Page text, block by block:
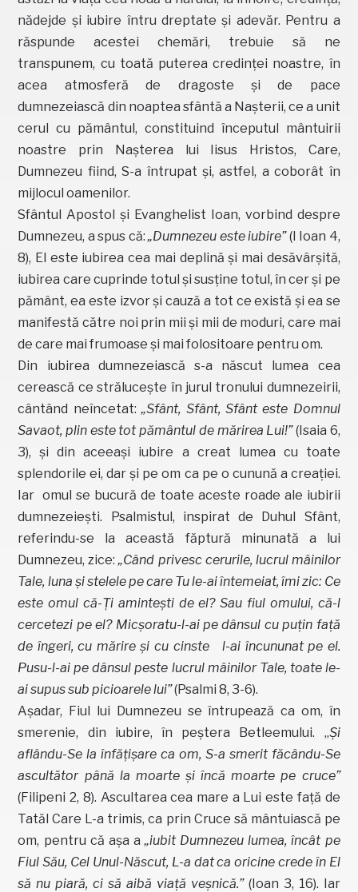
nădejde şi iubire întru dreptate şi adevăr. Pentru a
răspunde acestei chemări, trebuie să ne
transpunem, cu toată puterea credinţei noastre, în
acea atmosferă de dragoste şi de pace
dumnezeiască din noaptea sfântă a Naşterii, ce a unit
cerul cu pământul, constituind începutul mântuirii
noastre prin Naşterea lui Iisus Hristos, Care,
Dumnezeu fiind, S-a întrupat şi, astfel, a coborât în
mijlocul oamenilor.
Sfântul Apostol şi Evanghelist Ioan, vorbind despre
Dumnezeu, a spus că:„Dumnezeu este iubire”(I Ioan 4,
8), El este iubirea cea mai deplină şi mai desăvârşită,
iubirea care cuprinde totul şi susţine totul, în cer şi pe
pământ, ea este izvor şi cauză a tot ce există şi ea se
manifestă către noi prin mii şi mii de moduri, care mai
de care mai frumoase şi mai folositoare pentru om.
Din iubirea dumnezeiască s-a născut lumea cea
cerească ce străluceşte în jurul tronului dumnezeirii,
cântând neîncetat:„Sfânt, Sfânt, Sfânt este Domnul
Savaot, plin este tot pământul de mărirea Lui!”(Isaia 6,
3), şi din aceeaşi iubire a creat lumea cu toate
splendorile ei, dar şi pe om ca pe o cunună a creaţiei.
Iar omul se bucură de toate aceste roade ale iubirii
dumnezeieşti. Psalmistul, inspirat de Duhul Sfânt,
referindu-se la această făptură minunată a lui
Dumnezeu, zice:„Când privesc cerurile, lucrul mâinilor
Tale, luna şi stelele pe care Tu le-ai întemeiat, îmi zic: Ce
este omul că-Ţi aminteşti de el? Sau fiul omului, că-l
cercetezi pe el? Micşoratu-l-ai pe dânsul cu puţin faţă
de îngeri, cu mărire şi cu cinste l-ai încununat pe el.
Pusu-l-ai pe dânsul peste lucrul mâinilor Tale, toate le-
ai supus sub picioarele lui”(Psalmi 8, 3-6).
Aşadar, Fiul lui Dumnezeu se întrupează ca om, în
smerenie, din iubire, în peştera Betleemului. „Şi
aflându-Se la înfăţişare ca om, S-a smerit făcându-Se
ascultător până la moarte şi încă moarte pe cruce”
(Filipeni 2, 8). Ascultarea cea mare a Lui este faţă de
Tatăl Care L-a trimis, ca prin Cruce să mântuiască pe
om, pentru că aşa a„iubit Dumnezeu lumea, încât pe
Fiul Său, Cel Unul-Născut, L-a dat ca oricine crede în El
să nu piară, ci să aibă viaţă veşnică.”(Ioan 3, 16). Iar